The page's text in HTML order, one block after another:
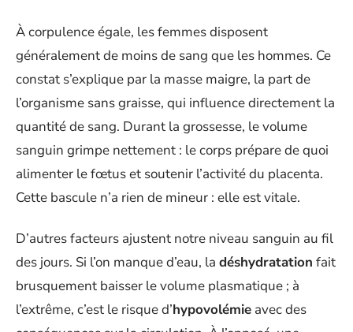
À corpulence égale, les femmes disposent
généralement de moins de sang que les hommes. Ce
constat s’explique par la masse maigre, la part de
l’organisme sans graisse, qui influence directement la
quantité de sang. Durant la grossesse, le volume
sanguin grimpe nettement : le corps prépare de quoi
alimenter le fœtus et soutenir l’activité du placenta.
Cette bascule n’a rien de mineur : elle est vitale.
D’autres facteurs ajustent notre niveau sanguin au fil
des jours. Si l’on manque d’eau, la déshydratation fait
brusquement baisser le volume plasmatique ; à
l’extrême, c’est le risque d’hypovolémie avec des